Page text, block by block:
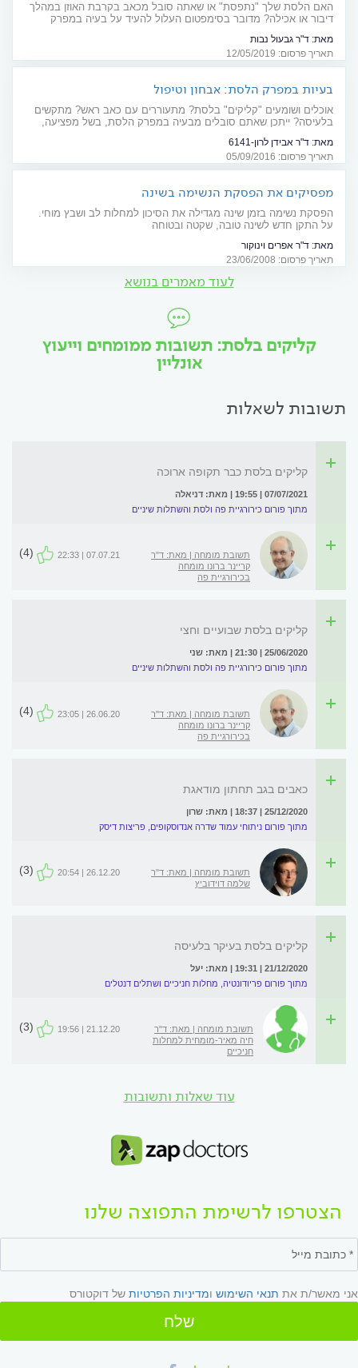
האם הלסת שלך "נתפסת" או שאתה סובל מכאב בקרבת האוזן במהלך
דיבור או אכילה? מדובר בסימפטום העלול להעיד על בעיה במפרק
מועיל - ניתן לבצע שטיפה של המפרק
מאת: ד"ר גבעול נבות
תאריך פרסום: 12/05/2019
בעיות במפרק הלסת: אבחון וטיפול
אוכלים ושומעים "קליקים" בלסת? מתעוררים עם כאב ראש? מתקשים
בלעיסה? ייתכן שאתם סובלים מבעיה במפרק הלסת, בשל מפציעה,
מאת: ד"ר אבידן לרון-6141
תאריך פרסום: 05/09/2016
מפסיקים את הפסקת הנשימה בשינה
הפסקת נשימה בזמן שינה מגדילה את הסיכון למחלות לב ושבץ מוחי.
על התקן חדש לשינה טובה, שקטה ובטוחה
מאת: ד"ר אפרים וינוקור
תאריך פרסום: 23/06/2008
לעוד מאמרים בנושא
קליקים בלסת: תשובות ממומחים וייעוץ
אונליין
תשובות לשאלות
קליקים בלסת כבר תקופה ארוכה
07/07/2021 | 19:55 | מאת: דניאלה
מתוך פורום כירורגיית פה ולסת והשתלות שיניים
תשובת מומחה | מאת: ד"ר
קריינר ברונו מומחה
בכירורגיית פה
07.07.21 | 22:33
(4)
קליקים בלסת שבועיים וחצי
25/06/2020 | 21:30 | מאת: שני
מתוך פורום כירורגיית פה ולסת והשתלות שיניים
תשובת מומחה | מאת: ד"ר
קריינר ברונו מומחה
בכירורגיית פה
26.06.20 | 23:05
(4)
כאבים בגב תחתון מודאגת
25/12/2020 | 18:37 | מאת: שרון
מתוך פורום ניתוחי עמוד שדרה אנדוסקופים, פריצות דיסק
תשובת מומחה | מאת: ד"ר
שלמה דוידוביץ
26.12.20 | 20:54
(3)
קליקים בלסת בעיקר בלעיסה
21/12/2020 | 19:31 | מאת: יעל
מתוך פורום פריודונטיה, מחלות חניכיים ושתלים דנטלים
תשובת מומחה | מאת: ד"ר
חיה מאיר-מומחית למחלות
חניכיים
21.12.20 | 19:56
(3)
עוד שאלות ותשובות
הצטרפו לרשימת התפוצה שלנו
אני מאשר/ת את תנאי השימוש ומדיניות הפרטיות של דוקטורס
שלח